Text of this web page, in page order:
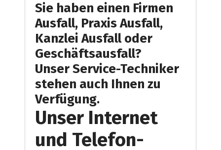
Sie haben einen Firmen
Ausfall, Praxis Ausfall,
Kanzlei Ausfall oder
Geschäftsausfall?
Unser Service-Techniker
stehen auch Ihnen zu
Verfügung.
Unser Internet
und Telefon-